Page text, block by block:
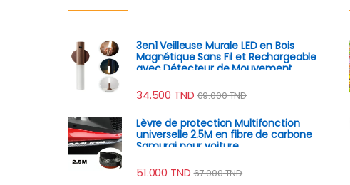
3en1 Veilleuse Murale LED en Bois
Magnétique Sans Fil et Rechargeable
avec Détecteur de Mouvement
34.500 TND 69.000TND
Lèvre de protection Multifonction
universelle 2.5M en fibre de carbone
Samurai pour voiture
51.000 TND 67.000TND